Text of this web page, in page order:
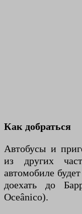
Как добраться
Автобусы и
из других
автомобиле
доехать до
Oceânico).